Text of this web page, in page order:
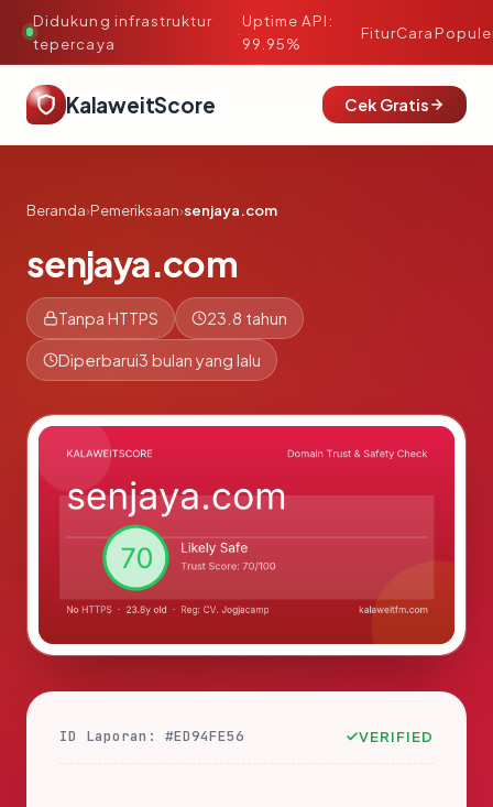
Didukung infrastruktur
tepercaya
·
Uptime API:
99.95%
FiturCara
KalaweitScore Cek Gratis
Beranda›Pemeriksaan›senjaya.com
senjaya.com
Tanpa HTTPS 23.8 tahun
Diperbarui3 bulan yang lalu
ID Laporan: #ED94FE56 VERIFIED